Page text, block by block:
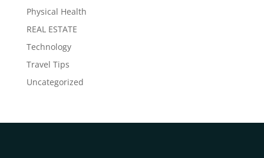
Physical Health
REAL ESTATE
Technology
Travel Tips
Uncategorized